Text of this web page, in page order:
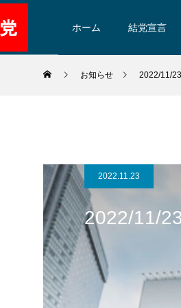
ホーム 結党宣言
お知らせ 2022/11/
2022.11.23
2022/11/